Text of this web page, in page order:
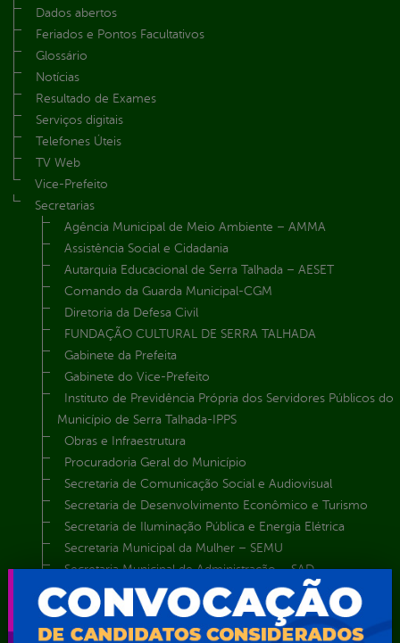
Dados abertos
Feriados e Pontos Facultativos
Glossário
Notícias
Resultado de Exames
Serviços digitais
Telefones Úteis
TV Web
Vice-Prefeito
Secretarias
Agência Municipal de Meio Ambiente – AMMA
Assistência Social e Cidadania
Autarquia Educacional de Serra Talhada – AESET
Comando da Guarda Municipal-CGM
Diretoria da Defesa Civil
FUNDAÇÃO CULTURAL DE SERRA TALHADA
Gabinete da Prefeita
Gabinete do Vice-Prefeito
Instituto de Previdência Própria dos Servidores Públicos do
Município de Serra Talhada-IPPS
Obras e Infraestrutura
Procuradoria Geral do Município
Secretaria de Comunicação Social e Audiovisual
Secretaria de Desenvolvimento Econômico e Turismo
Secretaria de Iluminação Pública e Energia Elétrica
Secretaria Municipal da Mulher – SEMU
Secretaria Municipal de Administração – SAD
Secretaria Municipal de Agricultura e Recursos Hídricos –
SEMARH / Secretaria de Agricultura Familiar – SEMAF
Secretaria Municipal de Educação – SEST